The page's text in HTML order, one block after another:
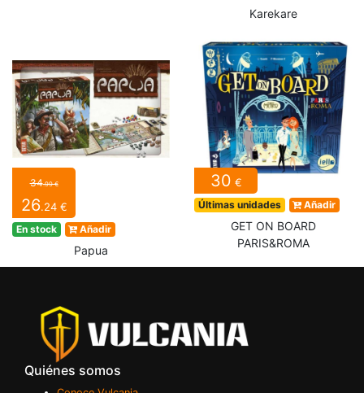
Karekare
34.99 €
26.24 €
En stock Añadir
Papua
30 €
Últimas unidades Añadir
GET ON BOARD
PARIS&ROMA
Quiénes somos